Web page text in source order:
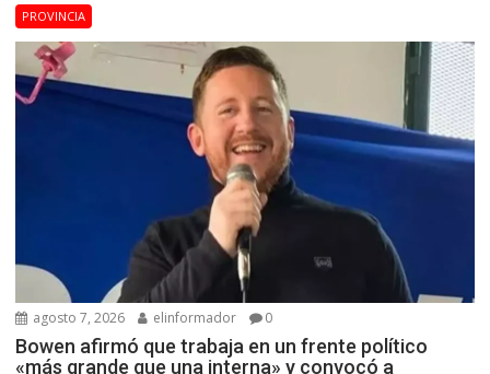
PROVINCIA
agosto 7, 2026 elinformador 0
Bowen afirmó que trabaja en un frente político
«más grande que una interna» y convocó a